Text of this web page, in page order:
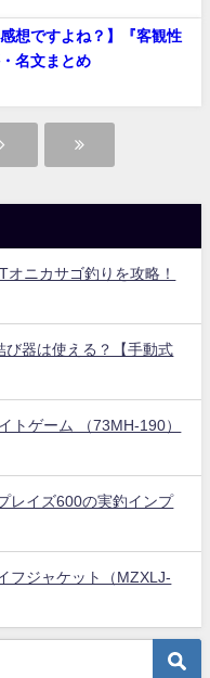
想ですよね？】『客観性
名文まとめ
オニカサゴ釣りを攻略！
び器は使える？【手動式
トゲーム （73MH-190）
レイズ600の実釣インプ
フジャケット（MZXLJ-